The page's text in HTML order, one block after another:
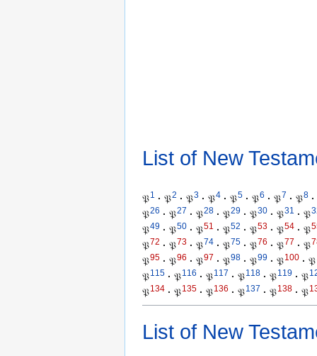
List of New
𝔓1 · 𝔓2 · 𝔓3 · 𝔓4 · 𝔓5 · 𝔓6 · 𝔓7 · 𝔓8 ·
𝔓26 · 𝔓27 · 𝔓28 · 𝔓29 · 𝔓30 · 𝔓31 · 𝔓
𝔓49 · 𝔓50 · 𝔓51 · 𝔓52 · 𝔓53 · 𝔓54 · 𝔓
𝔓72 · 𝔓73 · 𝔓74 · 𝔓75 · 𝔓76 · 𝔓77 · 𝔓
𝔓95 · 𝔓96 · 𝔓97 · 𝔓98 · 𝔓99 · 𝔓100 · 𝔓
𝔓115 · 𝔓116 · 𝔓117 · 𝔓118 · 𝔓119 · 𝔓
𝔓134 · 𝔓135 · 𝔓136 · 𝔓137 · 𝔓138 · 𝔓
List of New